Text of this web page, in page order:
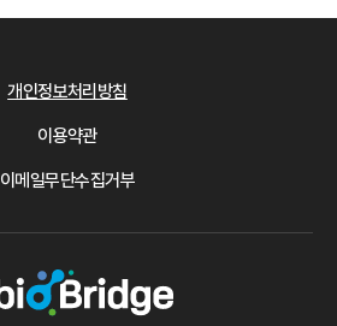
개인정보처리방침
이용약관
이메일무단수집거부